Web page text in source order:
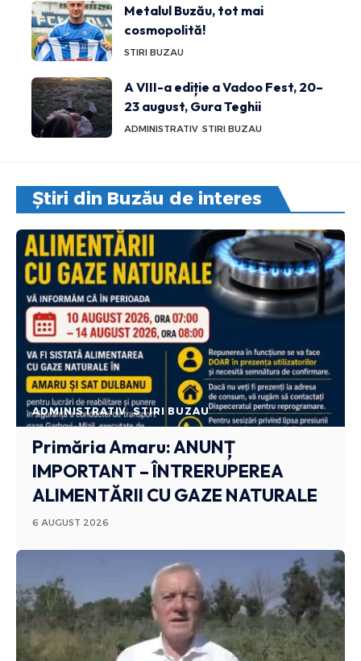
Metalul Buzău, tot mai
cosmopolită!
STIRI BUZAU
A VIII-a ediție a Vadoo Fest, 20–
23 august, Gura Teghii
ADMINISTRATIV STIRI BUZAU
Știri din Buzău de interes
ADMINISTRATIV STIRI BUZAU
Primăria Amaru: ANUNȚ
IMPORTANT – ÎNTRERUPEREA
ALIMENTĂRII CU GAZE NATURALE
6 AUGUST 2026